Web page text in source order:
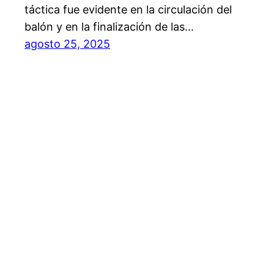
táctica fue evidente en la circulación del
balón y en la finalización de las…
agosto 25, 2025